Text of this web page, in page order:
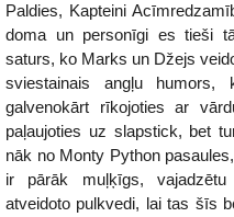
Paldies, Kapteini
doma un personīgi es tieši
saturs, ko Marks un Džejs
sviestainais angļu
galvenokārt rīkojoties ar
paļaujoties uz slapstick, bet
nāk no Monty Python
ir pārāk muļķīgs,
atveidoto pulkvedi, lai tas šīs